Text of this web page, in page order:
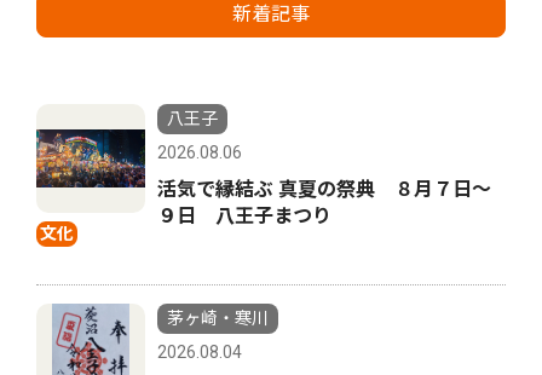
新着記事
文化
八王子
2026.08.06
活気で縁結ぶ 真夏の祭典 ８月７日〜
９日 八王子まつり
茅ヶ崎・寒川
2026.08.04